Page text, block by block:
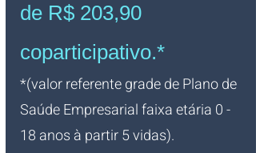
de R$ 203,90
coparticipativo.*
*(valor referente grade de Plano de
Saúde Empresarial faixa etária 0 -
18 anos à partir 5 vidas).